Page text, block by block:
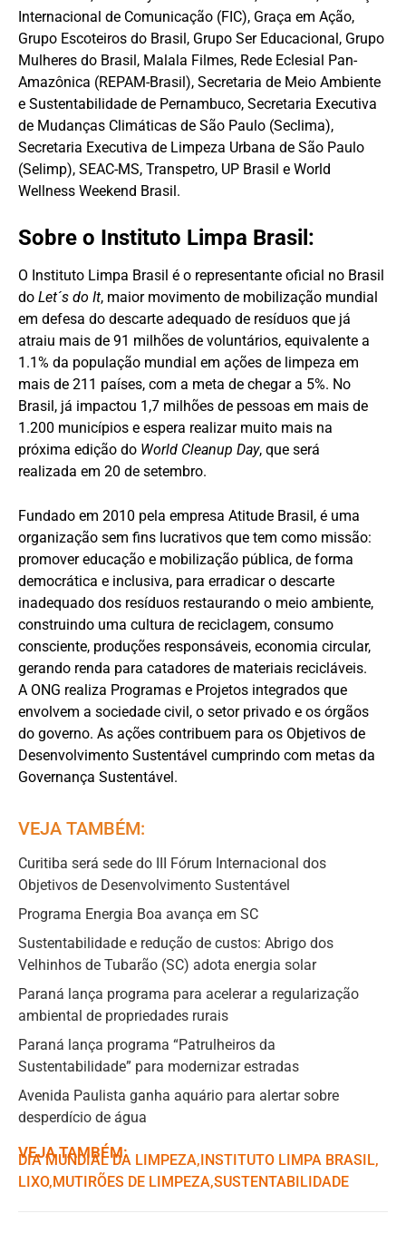
Internacional de Comunicação (FIC), Graça em Ação,
Grupo Escoteiros do Brasil, Grupo Ser Educacional, Grupo
Mulheres do Brasil, Malala Filmes, Rede Eclesial Pan-
Amazônica (REPAM-Brasil), Secretaria de Meio Ambiente
e Sustentabilidade de Pernambuco, Secretaria Executiva
de Mudanças Climáticas de São Paulo (Seclima),
Secretaria Executiva de Limpeza Urbana de São Paulo
(Selimp), SEAC-MS, Transpetro, UP Brasil e World
Wellness Weekend Brasil.
Sobre o Instituto Limpa Brasil:
O Instituto Limpa Brasil é o representante oficial no Brasil
do Let´s do It, maior movimento de mobilização mundial
em defesa do descarte adequado de resíduos que já
atraiu mais de 91 milhões de voluntários, equivalente a
1.1% da população mundial em ações de limpeza em
mais de 211 países, com a meta de chegar a 5%. No
Brasil, já impactou 1,7 milhões de pessoas em mais de
1.200 municípios e espera realizar muito mais na
próxima edição do World Cleanup Day, que será
realizada em 20 de setembro.
Fundado em 2010 pela empresa Atitude Brasil, é uma
organização sem fins lucrativos que tem como missão:
promover educação e mobilização pública, de forma
democrática e inclusiva, para erradicar o descarte
inadequado dos resíduos restaurando o meio ambiente,
construindo uma cultura de reciclagem, consumo
consciente, produções responsáveis, economia circular,
gerando renda para catadores de materiais recicláveis.
A ONG realiza Programas e Projetos integrados que
envolvem a sociedade civil, o setor privado e os órgãos
do governo. As ações contribuem para os Objetivos de
Desenvolvimento Sustentável cumprindo com metas da
Governança Sustentável.
VEJA TAMBÉM:
Curitiba será sede do III Fórum Internacional dos
Objetivos de Desenvolvimento Sustentável
Programa Energia Boa avança em SC
Sustentabilidade e redução de custos: Abrigo dos
Velhinhos de Tubarão (SC) adota energia solar
Paraná lança programa para acelerar a regularização
ambiental de propriedades rurais
Paraná lança programa “Patrulheiros da
Sustentabilidade” para modernizar estradas
Avenida Paulista ganha aquário para alertar sobre
desperdício de água
VEJA TAMBÉM:
DIA MUNDIAL DA LIMPEZA,ㅤ INSTITUTO LIMPA BRASIL,ㅤ
LIXO,ㅤ MUTIRÕES DE LIMPEZA,ㅤSUSTENTABILIDADE